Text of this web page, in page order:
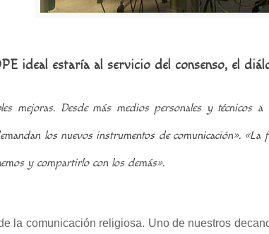
ideal estaría al servicio del consenso, el
mejoras. Desde más medios personales y
los nuevos instrumentos de comunicación». «La
y compartirlo con los demás».
la comunicación religiosa. Uno de nuestros